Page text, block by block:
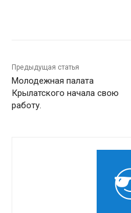
Предыдущая статья
Молодежная палата
Крылатского начала свою
работу.